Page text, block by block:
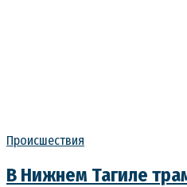
Происшествия
В Нижнем Тагиле